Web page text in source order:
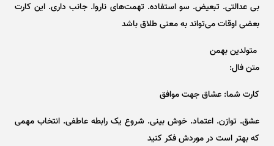
بی عدالتی. تبعیض. سو استفاده. تهمت‌های ناروا. جانب داری. این کارت
بعضی اوقات می‌تواند به معنی طلاق باشد
متولدین بهمن
متن فال:
کارت شما: عشاق جهت موافق
عشق. توازن. اعتماد. خوش بینی. شروع یک رابطه عاطفی. انتخاب مهمی
که بهتر است در موردش فکر کنید